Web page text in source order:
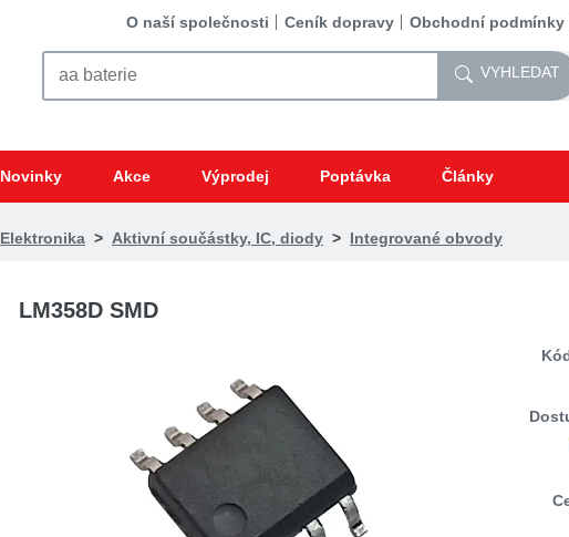
O naší společnosti Ceník dopravy Obchodní podmínky
VYHLEDAT
Novinky Akce Výprodej Poptávka Články
Elektronika> Aktivní součástky, IC, diody> Integrované obvody
LM358D SMD